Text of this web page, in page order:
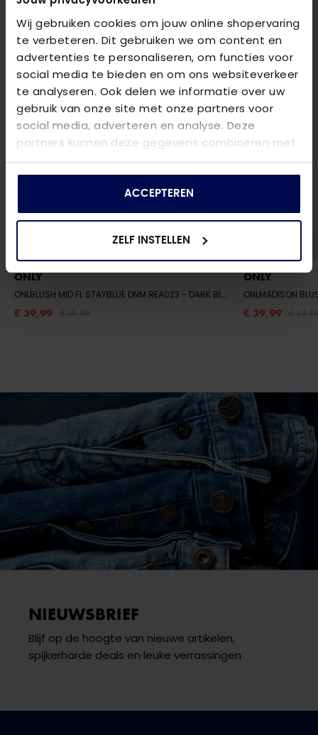
Wij gebruiken cookies om jouw online shopervaring
te verbeteren. Dit gebruiken we om content en
advertenties te personaliseren, om functies voor
social media te bieden en om ons websiteverkeer
te analyseren. Ook delen we informatie over uw
gebruik van onze site met onze partners voor
social media, adverteren en analyse. Deze
partners kunnen deze gegevens combineren met
andere informatie die u aan ze heeft verstrekt of
die ze hebben verzameld op basis van uw gebruik
ACCEPTEREN
ZELF INSTELLEN
ONLY
ONLBLUSH MID FL STAYBLUE DNM REA023 - DARK BLUE DENIM
€ 39,99
ONLY
ONLMADISON
€ 39,99
NIEUWSBRIEF
Blijf op de hoogte van nieuwe artikelen,
spijkerharde deals en leuke verrassingen